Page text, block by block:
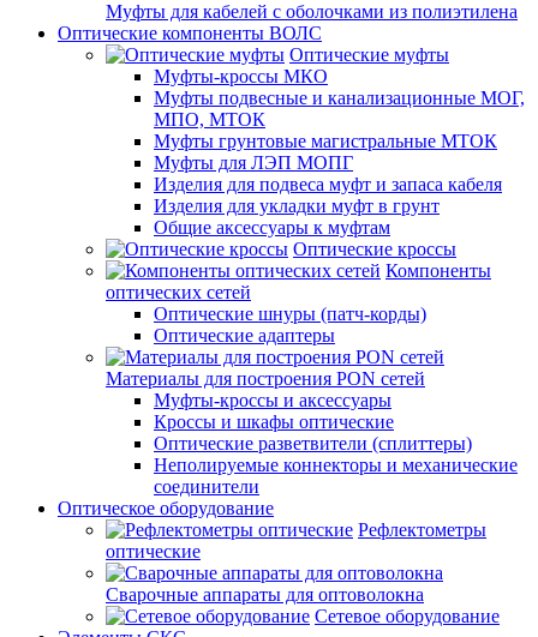
Муфты для кабелей с оболочками из полиэтилена
Оптические компоненты ВОЛС
Оптические муфты
Муфты-кроссы МКО
Муфты подвесные и канализационные МОГ,
МПО, МТОК
Муфты грунтовые магистральные МТОК
Муфты для ЛЭП МОПГ
Изделия для подвеса муфт и запаса кабеля
Изделия для укладки муфт в грунт
Общие аксессуары к муфтам
Оптические кроссы
Компоненты
оптических сетей
Оптические шнуры (патч-корды)
Оптические адаптеры
Материалы для построения PON сетей
Муфты-кроссы и аксессуары
Кроссы и шкафы оптические
Оптические разветвители (сплиттеры)
Неполируемые коннекторы и механические
соединители
Оптическое оборудование
Рефлектометры
оптические
Сварочные аппараты для оптоволокна
Сетевое оборудование